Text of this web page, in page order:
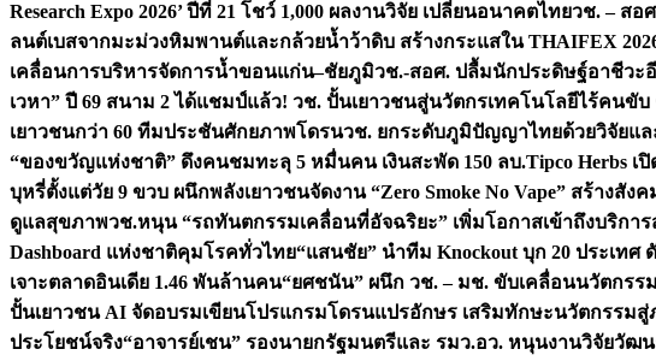
Research Expo 2026’ ปีที่ 21 โชว์ 1,000 ผลงานวิจัย เปลี่ยนอนาคตไทยวช. – สอ
ลนต์เบสจากมะม่วงหิมพานต์และกล้วยน้ำว้าดิบ สร้างกระแสใน THAIFEX
เคลื่อนการบริหารจัดการน้ำขอนแก่น–ชัยภูมิวช.-สอศ. ปลื้มนักประดิษฐ์อาชีวะอี
เวหา” ปี 69 สนาม 2 ได้แชมป์แล้ว! วช. ปั้นเยาวชนสู่นวัตกรเทคโนโลยีไร้คนขั
เยาวชนกว่า 60 ทีมประชันศักยภาพโดรนวช. ยกระดับภูมิปัญญาไทยด้วยวิจัยแ
“ของขวัญแห่งชาติ” ดึงคนชมทะลุ 5 หมื่นคน เงินสะพัด 150 ลบ.Tipco Herbs
บุหรี่ตั้งแต่วัย 9 ขวบ ผนึกพลังเยาวชนจัดงาน “Zero Smoke No Vape” สร้างสั
ดูแลสุขภาพวช.หนุน “รถทันตกรรมเคลื่อนที่อัจฉริยะ” เพิ่มโอกาสเข้าถึงบริกา
Dashboard แห่งชาติคุมโรคทั่วไทย“แสนชัย” นำทีม Knockout บุก 20 ประเทศ
เจาะตลาดอินเดีย 1.46 พันล้านคน“ยศชนัน” ผนึก วช. – มช. ขับเคลื่อนนวัตกร
ปั้นเยาวชน AI จัดอบรมเขียนโปรแกรมโดรนแปรอักษร เสริมทักษะนวัตกรรม
ประโยชน์จริง“อาจารย์เชน” รองนายกรัฐมนตรีและ รมว.อว. หนุนงานวิจัยวั